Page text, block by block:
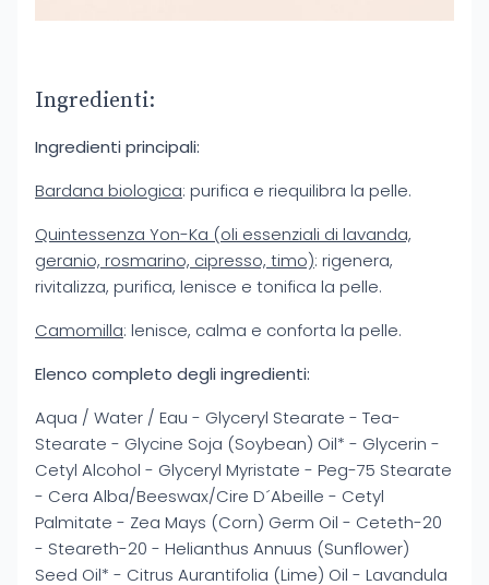
Ingredienti:
Ingredienti principali:
Bardana biologica: purifica e riequilibra la pelle.
Quintessenza Yon-Ka (oli essenziali di lavanda,
geranio, rosmarino, cipresso, timo): rigenera,
rivitalizza, purifica, lenisce e tonifica la pelle.
Camomilla: lenisce, calma e conforta la pelle.
Elenco completo degli ingredienti:
Aqua / Water / Eau - Glyceryl Stearate - Tea-
Stearate - Glycine Soja (Soybean) Oil* - Glycerin -
Cetyl Alcohol - Glyceryl Myristate - Peg-75 Stearate
- Cera Alba/Beeswax/Cire D´Abeille - Cetyl
Palmitate - Zea Mays (Corn) Germ Oil - Ceteth-20
- Steareth-20 - Helianthus Annuus (Sunflower)
Seed Oil* - Citrus Aurantifolia (Lime) Oil - Lavandula